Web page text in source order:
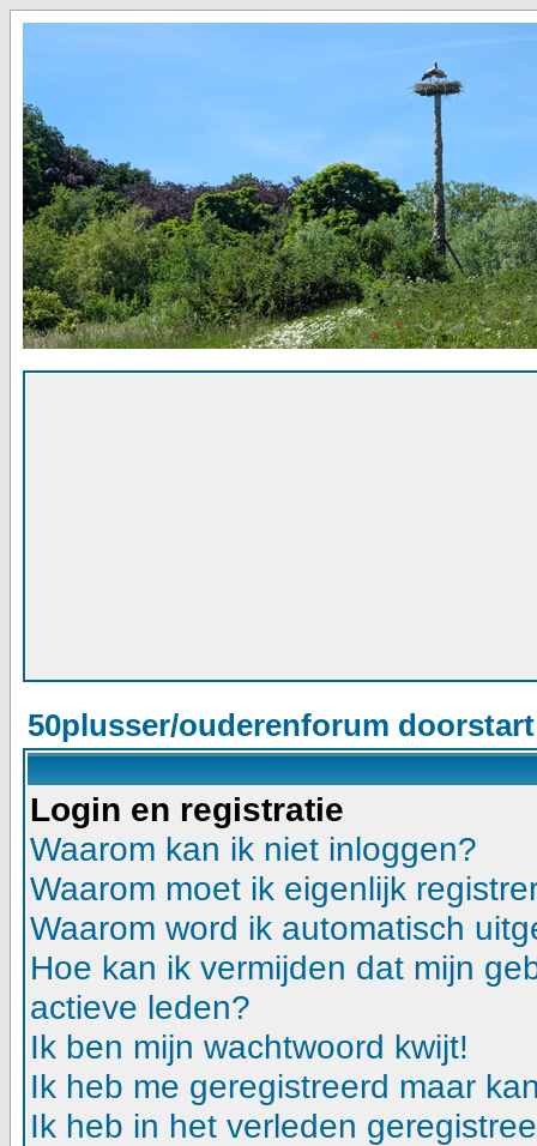
50plusser/ouderenforum
Login en registratie
Waarom kan ik niet inloggen?
Waarom moet ik eigenlijk
Waarom word ik automatisch
Hoe kan ik vermijden dat mijn
actieve leden?
Ik ben mijn wachtwoord kwijt!
Ik heb me geregistreerd maar
Ik heb in het verleden